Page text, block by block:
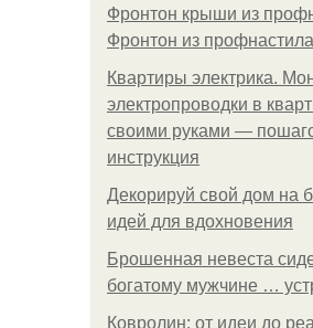
Фронтон крыши из
Фронтон из профнастила
Квартиры электрика.
электропроводки в
своими руками —
инструкция
Декорируй свой дом на
идей для вдохновения
Брошенная невеста
богатому мужчине …
Ковролин: от идеи до